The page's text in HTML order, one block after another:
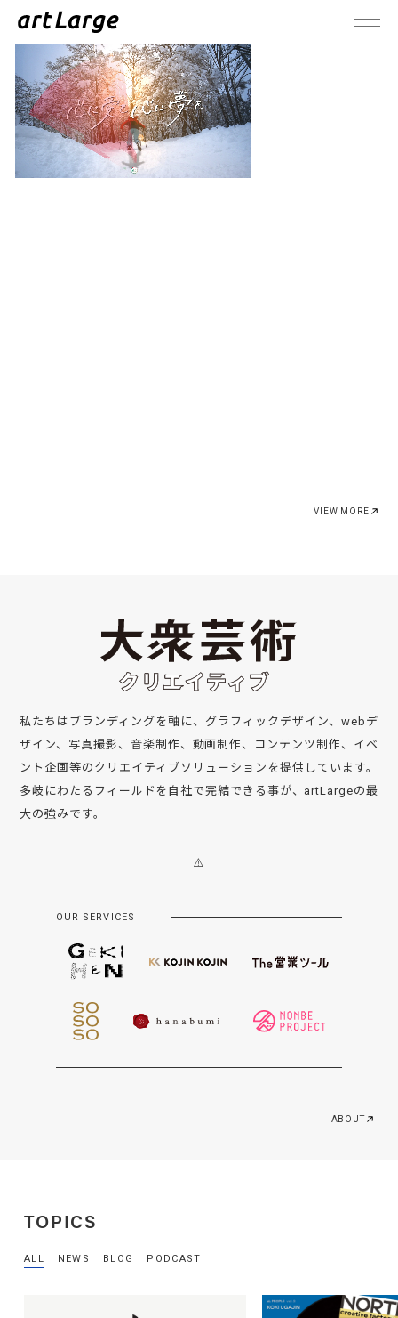
VIEW MORE
私たちはブランディングを軸に、グラフィックデザイン、webデ
ザイン、写真撮影、音楽制作、動画制作、コンテンツ制作、イベ
ント企画等のクリエイティブソリューションを提供しています。
多岐にわたるフィールドを自社で完結できる事が、artLargeの最
大の強みです。
OUR SERVICES
ABOUT
TOPICS
ALL NEWS BLOG PODCAST